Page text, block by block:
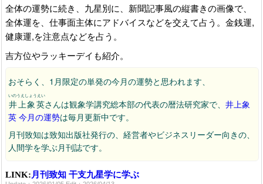
全体の運勢に続き、九星別に、新聞記事風の縦書きの画像で、
全体運を、仕事面主体にアドバイスなどを交えて占う。金銭運,
健康運,を注意点などを占う。
吉方位やラッキーデイも紹介。
おそらく、1月限定の単発の今月の運勢と思われます、
井上象英
いのうえしょうえい
さんは観象学講究総本部の代表の暦法研究家で、 井上象
英 今月の運勢は毎月更新中です。
月刊致知は致知出版社発行の、経営者やビジネスリーダー向きの、
人間学を学ぶ月刊誌です。
LINK: 月刊致知 干支九星学に学ぶ